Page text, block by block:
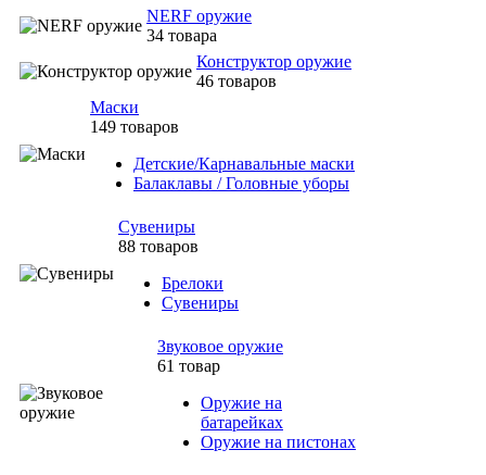
NERF оружие
34 товара
Конструктор оружие
46 товаров
Маски
149 товаров
Детские/Карнавальные маски
Балаклавы / Головные уборы
Сувениры
88 товаров
Брелоки
Сувениры
Звуковое оружие
61 товар
Оружие на
батарейках
Оружие на пистонах